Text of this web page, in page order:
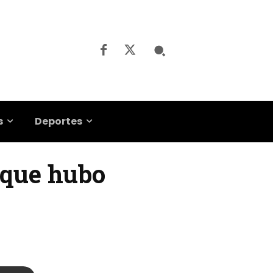
Deportes
hubo